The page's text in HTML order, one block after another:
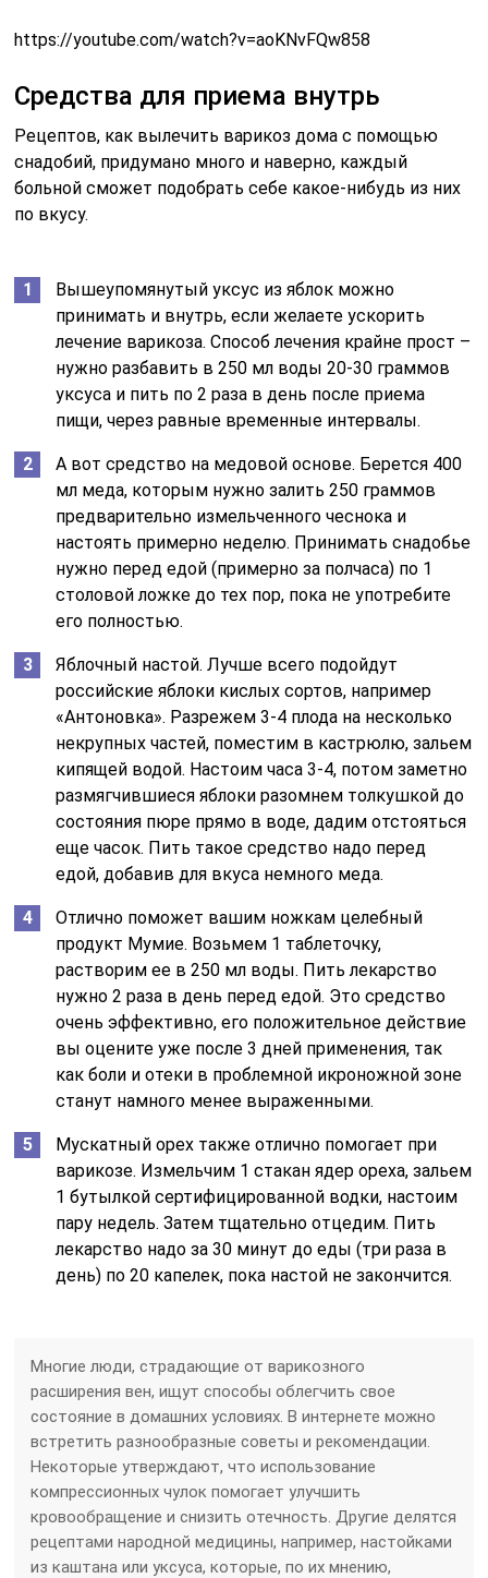
https://youtube.com/watch?v=aoKNvFQw858
Средства для приема внутрь
Рецептов, как вылечить варикоз дома с помощью
снадобий, придумано много и наверно, каждый
больной сможет подобрать себе какое-нибудь из них
по вкусу.
Вышеупомянутый уксус из яблок можно
принимать и внутрь, если желаете ускорить
лечение варикоза. Способ лечения крайне прост –
нужно разбавить в 250 мл воды 20-30 граммов
уксуса и пить по 2 раза в день после приема
пищи, через равные временные интервалы.
А вот средство на медовой основе. Берется 400
мл меда, которым нужно залить 250 граммов
предварительно измельченного чеснока и
настоять примерно неделю. Принимать снадобье
нужно перед едой (примерно за полчаса) по 1
столовой ложке до тех пор, пока не употребите
его полностью.
Яблочный настой. Лучше всего подойдут
российские яблоки кислых сортов, например
«Антоновка». Разрежем 3-4 плода на несколько
некрупных частей, поместим в кастрюлю, зальем
кипящей водой. Настоим часа 3-4, потом заметно
размягчившиеся яблоки разомнем толкушкой до
состояния пюре прямо в воде, дадим отстояться
еще часок. Пить такое средство надо перед
едой, добавив для вкуса немного меда.
Отлично поможет вашим ножкам целебный
продукт Мумие. Возьмем 1 таблеточку,
растворим ее в 250 мл воды. Пить лекарство
нужно 2 раза в день перед едой. Это средство
очень эффективно, его положительное действие
вы оцените уже после 3 дней применения, так
как боли и отеки в проблемной икроножной зоне
станут намного менее выраженными.
Мускатный орех также отлично помогает при
варикозе. Измельчим 1 стакан ядер ореха, зальем
1 бутылкой сертифицированной водки, настоим
пару недель. Затем тщательно отцедим. Пить
лекарство надо за 30 минут до еды (три раза в
день) по 20 капелек, пока настой не закончится.
Многие люди, страдающие от варикозного
расширения вен, ищут способы облегчить свое
состояние в домашних условиях. В интернете можно
встретить разнообразные советы и рекомендации.
Некоторые утверждают, что использование
компрессионных чулок помогает улучшить
кровообращение и снизить отечность. Другие делятся
рецептами народной медицины, например, настойками
из каштана или уксуса, которые, по их мнению,